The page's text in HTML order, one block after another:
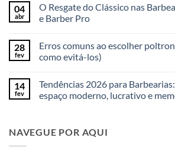
04
abr
O Resgate do Clássico nas
e Barber Pro
28
fev
Erros comuns ao escolher
como evitá-los)
14
fev
Tendências 2026 para
espaço moderno, lucrativo e
NAVEGUE POR AQUI